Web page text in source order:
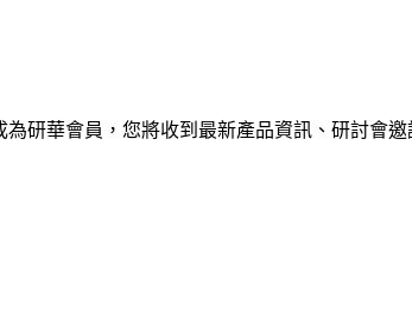
為研華會員，您將收到最新產品資訊、研討會